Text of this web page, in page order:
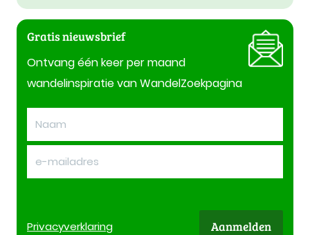
Gratis nieuwsbrief
Ontvang één keer per maand
wandelinspiratie van WandelZoekpagina
Privacyverklaring Aanmelden